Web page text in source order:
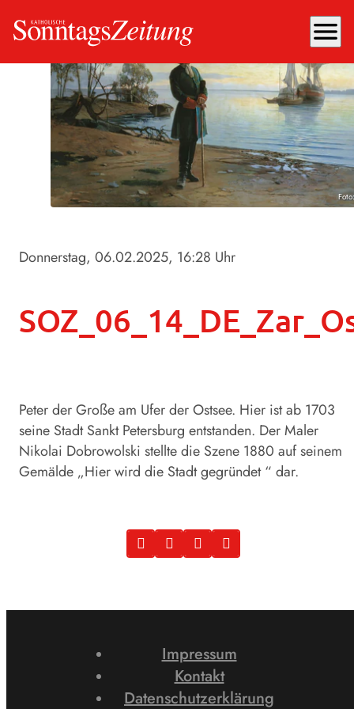
menu
Donnerstag, 06.02.2025, 16:28 Uhr
Peter der Große am Ufer der Ostsee. Hier ist ab 1703
seine Stadt Sankt Petersburg entstanden. Der Maler
Nikolai Dobrowolski stellte die Szene 1880 auf seinem
Gemälde „Hier wird die Stadt gegründet “ dar.
Impressum
Kontakt
Datenschutzerklärung